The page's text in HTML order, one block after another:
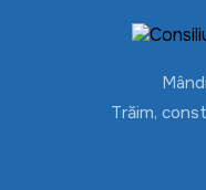
Trăim,